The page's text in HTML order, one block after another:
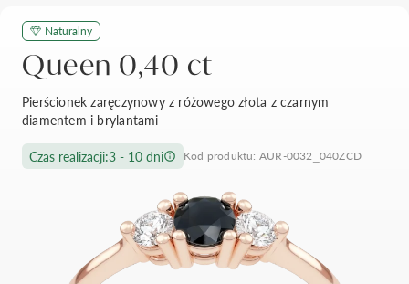
Pierścionki zaręczynowe
Pomocne
Konfigurator 3D
Salon Auroria Arkadia
Korzyści z zakupu
Naturalny
Queen 0,40 ct
Pierścionek zaręczynowy z różowego złota z czarnym
diamentem i brylantami
Czas realizacji:3 - 10 dni Kod produktu: AUR-0032_040ZCD